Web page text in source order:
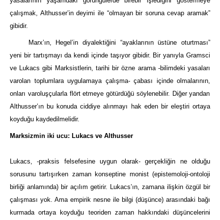
çalışmak, Althusser’in deyimi ile “olmayan bir soruna cevap aramak”
gibidir.
Marx’ın, Hegel’in diyalektiğini “ayaklarının üstüne oturtması”
yeni bir tartışmayı da kendi içinde taşıyor gibidir. Bir yanıyla Gramsci
ve Lukacs gibi Marksistlerin, tarihi bir özne arama -bilimdeki yasaları
varolan toplumlara uygulamaya çalışma- çabası içinde olmalarının,
onları varoluşçularla flört etmeye götürdüğü söylenebilir. Diğer yandan
Althusser’ın bu konuda ciddiye alınmayı hak eden bir eleştiri ortaya
koyduğu kaydedilmelidir.
Marksizmin iki ucu: Lukacs ve Althusser
Lukacs, -praksis felsefesine uygun olarak- gerçekliğin ne olduğu
sorusunu tartışırken zaman konseptine monist (epistemoloji-ontoloji
birliği anlamında) bir açılım getirir. Lukacs’ın, zamana ilişkin özgül bir
çalışması yok. Ama empirik nesne ile bilgi (düşünce) arasındaki bağı
kurmada ortaya koyduğu teoriden zaman hakkındaki düşüncelerini